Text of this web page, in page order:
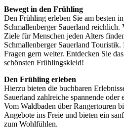
Bewegt in den Frühling
Den Frühling erleben Sie am besten
Schmallenberger Sauerland
Ziele für Menschen jeden Alters
Schmallenberger Sauerland
Fragen gern weiter. Entdecken Sie
schönsten Frühlingskleid!
Den Frühling erleben
Hierzu bieten die buchbaren
Sauerland zahlreiche spannende
Vom Waldbaden über Rangertouren
Angebote ins Freie und bieten ein
zum Wohlfühlen.